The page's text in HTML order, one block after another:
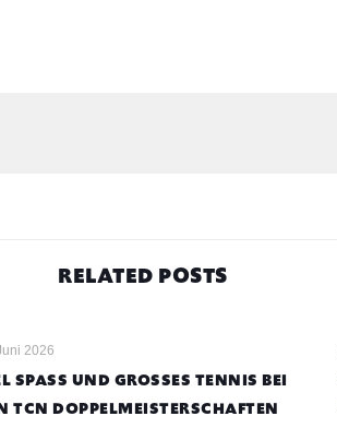
RELATED POSTS
2026
SPASS UND GROSSES TENNIS BEI DE
DOPPELMEISTERSCHAFTEN